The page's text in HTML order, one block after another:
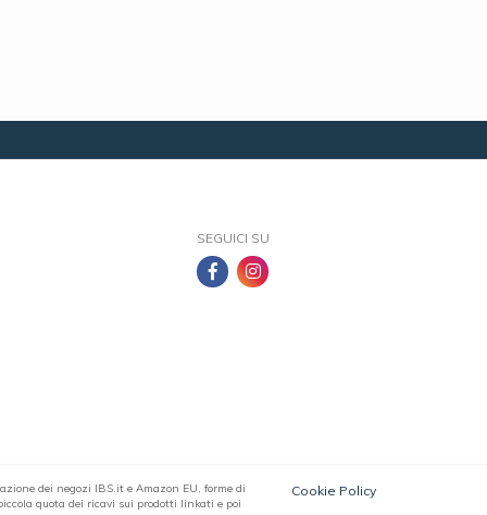
SEGUICI SU
dei negozi IBS.it e Amazon EU, forme di
quota dei ricavi sui prodotti linkati e poi
Cookie Policy